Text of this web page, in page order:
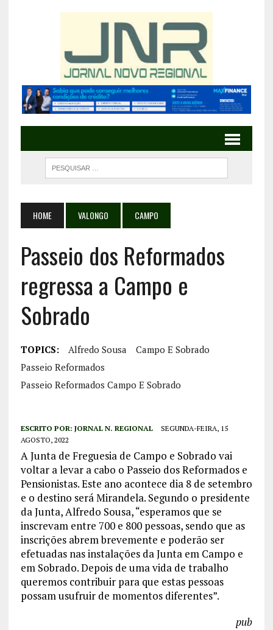
HOME VALONGO CAMPO
Passeio dos Reformados
regressa a Campo e
Sobrado
TOPICS: Alfredo Sousa
Campo E Sobrado
Passeio Reformados
Passeio Reformados Campo E Sobrado
ESCRITO POR: JORNAL N. REGIONAL
SEGUNDA-FEIRA, 15
AGOSTO, 2022
A Junta de Freguesia de Campo e Sobrado vai
voltar a levar a cabo o Passeio dos Reformados e
Pensionistas. Este ano acontece dia 8 de setembro
e o destino será Mirandela. Segundo o presidente
da Junta, Alfredo Sousa, “esperamos que se
inscrevam entre 700 e 800 pessoas, sendo que as
inscrições abrem brevemente e poderão ser
efetuadas nas instalações da Junta em Campo e
em Sobrado. Depois de uma vida de trabalho
queremos contribuir para que estas pessoas
possam usufruir de momentos diferentes”.
pub